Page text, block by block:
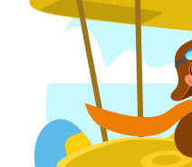
TuchaHosting
TuchaSync
Реселінг хостингу
Контакти